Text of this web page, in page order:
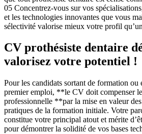
05 Concentrez-vous sur vos
et les technologies innovantes que vous
sélectivité valorise mieux votre profil
CV prothésiste dentaire
valorisez votre potentiel !
Pour les candidats sortant de formation ou
premier emploi, **le CV doit compenser
professionnelle **par la mise en valeur
pratiques de la formation initiale. Votre
constitue votre principal atout et mérite
pour démontrer la solidité de vos bases